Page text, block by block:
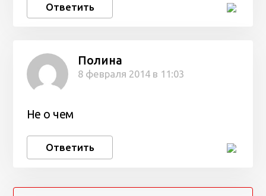
Ответить
Полина
8 февраля 2014 в 11:03
Не о чем
Ответить